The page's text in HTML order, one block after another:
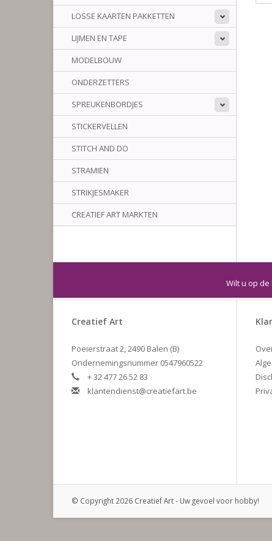
LOSSE KAARTEN PAKKETTEN
LIJMEN EN TAPE
MODELBOUW
ONDERZETTERS
SPREUKENBORDJES
STICKERVELLEN
STITCH AND DO
STRAMIEN
STRIKJESMAKER
CREATIEF ART MARKTEN
Wilt u op
Creatief Art
Poeierstraat 2, 2490 Balen (B)
Ondernemingsnummer 0547960522
+ 32 477 26 52 83
klantendienst@creatiefart.be
© Copyright 2026 Creatief Art - Uw gevoel voor hobby!